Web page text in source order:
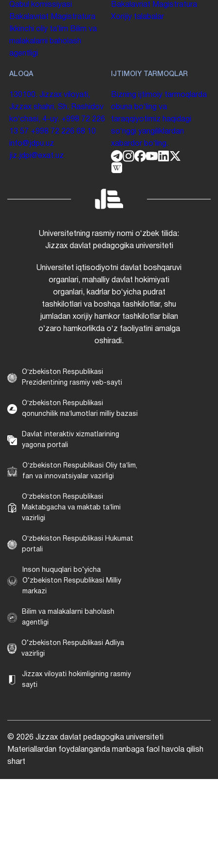
Qabul komissiyasi
Bakalavriat Magistratura
Ikkinchi oliy taʼlim Bilim va
malakalarni baholash
agentligi
Bakalavriat Magistratura
Xorijiy talabalar
ALOQA
130100. Jizzax viloyati,
Jizzax shahri, Sh. Rashidov
koʻchasi, 4-uy. +998 72 226
13 57 +998 72 226 68 10
info@jdpu.uz
jiz.jdpi@exat.uz
IJTIMOIY TARMOQLAR
Bizning ijtimoiy tarmoqlarda
obuna boʻling va
taraqqiyotimiz haqidagi
soʻnggi yangiliklardan
xabardor boʻling.
Universitetning rasmiy nomi oʻzbek tilida:
Jizzax davlat pedagogika universiteti
Universitet iqtisodiyotni davlat boshqaruvi
organlari, mahalliy davlat hokimiyati
organlari, kadrlar boʻyicha pudrat
tashkilotlari va boshqa tashkilotlar, shu
jumladan xorijiy hamkor tashkilotlar bilan
oʻzaro hamkorlikda oʻz faoliyatini amalga
oshiradi.
Oʻzbekiston Respublikasi
Prezidentining rasmiy veb-sayti
Oʻzbekiston Respublikasi
qonunchilik maʼlumotlari milliy bazasi
Davlat interaktiv xizmatlarining
yagona portali
Oʻzbekiston Respublikasi Oliy taʼlim,
fan va innovatsiyalar vazirligi
Oʻzbekiston Respublikasi
Maktabgacha va maktab taʼlimi
vazirligi
Oʻzbekiston Respublikasi Hukumat
portali
Inson huquqlari bo‘yicha
O‘zbekiston Respublikasi Milliy
markazi
Bilim va malakalarni baholash
agentligi
O‘zbekiston Respublikasi Adliya
vazirligi
Jizzax viloyati hokimligining rasmiy
sayti
© 2026 Jizzax davlat pedagogika universiteti
Materiallardan foydalanganda manbaga faol havola qilish
shart